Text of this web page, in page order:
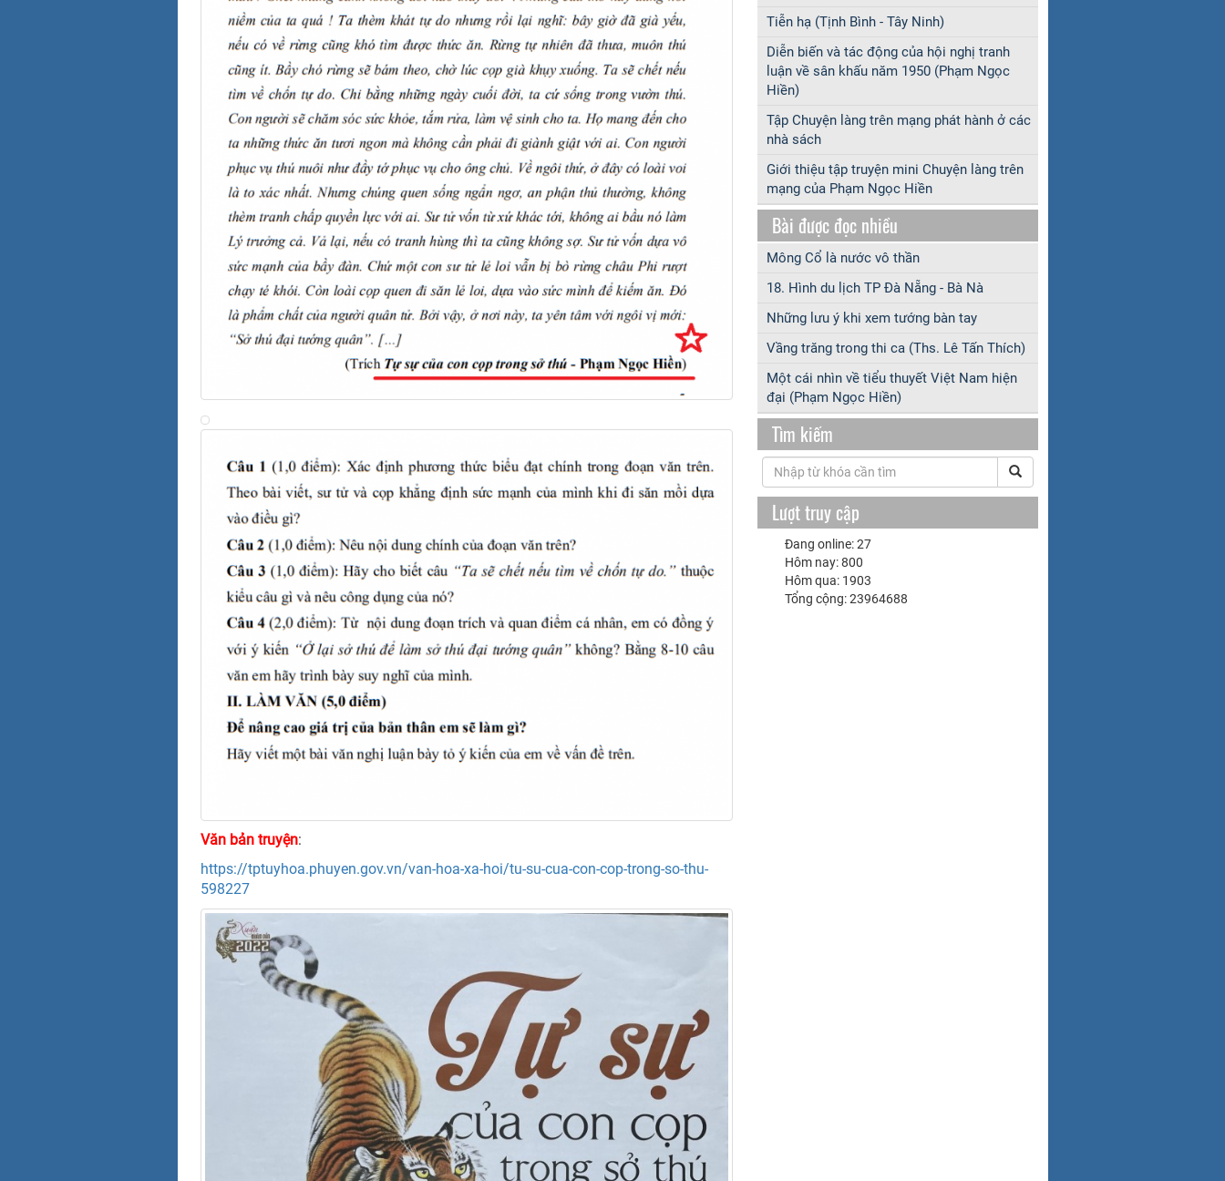
Văn bản truyện:
https://tptuyhoa.phuyen.gov.vn/van-hoa-xa-hoi/tu-su-cua-con-cop-trong-so-thu-
598227
Tiễn hạ (Tịnh Bình - Tây Ninh)
Diễn biến và tác động của hội nghị tranh
luận về sân khấu năm 1950 (Phạm Ngọc
Hiền)
Tập Chuyện làng trên mạng phát hành ở các
nhà sách
Giới thiệu tập truyện mini Chuyện làng trên
mạng của Phạm Ngọc Hiền
Bài được đọc nhiều
Mông Cổ là nước vô thần
18. Hình du lịch TP Đà Nẵng - Bà Nà
Những lưu ý khi xem tướng bàn tay
Vầng trăng trong thi ca (Ths. Lê Tấn Thích)
Một cái nhìn về tiểu thuyết Việt Nam hiện
đại (Phạm Ngọc Hiền)
Tìm kiếm
Lượt truy cập
Đang online: 27
Hôm nay: 800
Hôm qua: 1903
Tổng cộng: 23964688